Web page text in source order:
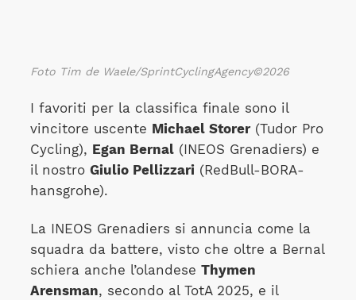
Foto Tim de Waele/SprintCyclingAgency©2026
I favoriti per la classifica finale sono il
vincitore uscente Michael Storer(Tudor Pro
Cycling), Egan Bernal(INEOS Grenadiers) e
il nostro Giulio Pellizzari(RedBull-BORA-
hansgrohe).
La INEOS Grenadiers si annuncia come la
squadra da battere, visto che oltre a Bernal
schiera anche l’olandese Thymen
Arensman, secondo al TotA 2025, e il